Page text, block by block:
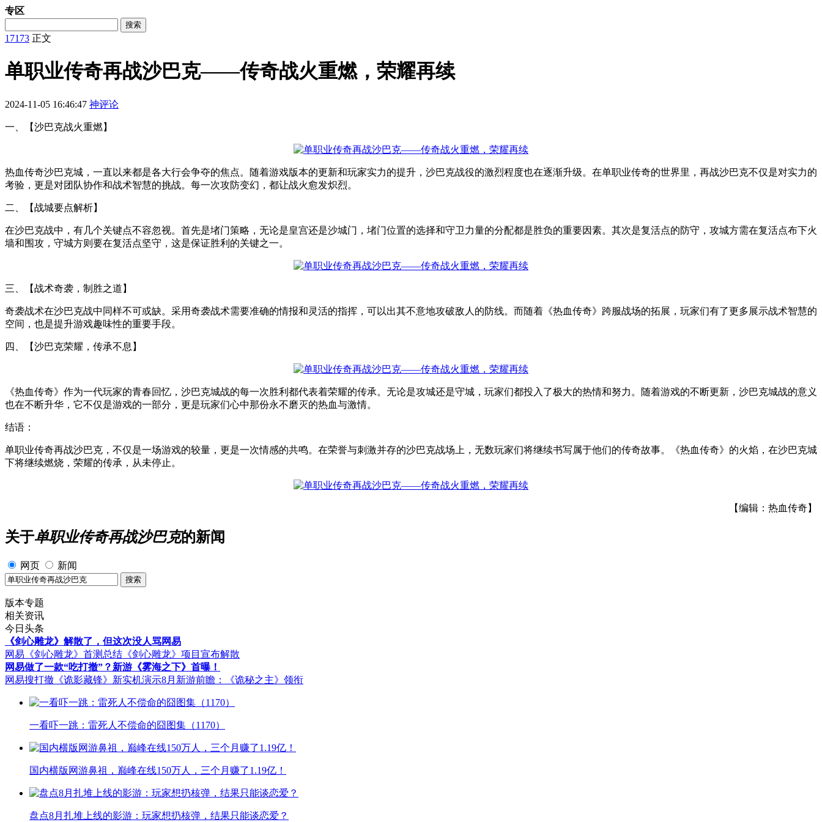
专区
搜索
17173 正文
单职业传奇再战沙巴克——传奇战火重燃，荣耀再续
2024-11-05 16:46:47 神评论
一、【沙巴克战火重燃】
热血传奇沙巴克城，一直以来都是各大行会争夺的焦点。随着游戏版本的更新和玩家实力的提升，沙巴克战役的激烈程度也在逐渐升级。在单职业传奇的世界里，再战沙巴克不仅是对实力的
考验，更是对团队协作和战术智慧的挑战。每一次攻防变幻，都让战火愈发炽烈。
二、【战城要点解析】
在沙巴克战中，有几个关键点不容忽视。首先是堵门策略，无论是皇宫还是沙城门，堵门位置的选择和守卫力量的分配都是胜负的重要因素。其次是复活点的防守，攻城方需在复活点布下火
墙和围攻，守城方则要在复活点坚守，这是保证胜利的关键之一。
三、【战术奇袭，制胜之道】
奇袭战术在沙巴克战中同样不可或缺。采用奇袭战术需要准确的情报和灵活的指挥，可以出其不意地攻破敌人的防线。而随着《热血传奇》跨服战场的拓展，玩家们有了更多展示战术智慧的
空间，也是提升游戏趣味性的重要手段。
四、【沙巴克荣耀，传承不息】
《热血传奇》作为一代玩家的青春回忆，沙巴克城战的每一次胜利都代表着荣耀的传承。无论是攻城还是守城，玩家们都投入了极大的热情和努力。随着游戏的不断更新，沙巴克城战的意义
也在不断升华，它不仅是游戏的一部分，更是玩家们心中那份永不磨灭的热血与激情。
结语：
单职业传奇再战沙巴克，不仅是一场游戏的较量，更是一次情感的共鸣。在荣誉与刺激并存的沙巴克战场上，无数玩家们将继续书写属于他们的传奇故事。《热血传奇》的火焰，在沙巴克城
下将继续燃烧，荣耀的传承，从未停止。
【编辑：热血传奇】
关于单职业传奇再战沙巴克的新闻
网页 新闻
版本专题
相关资讯
今日头条
《剑心雕龙》解散了，但这次没人骂网易
网易《剑心雕龙》首测总结 《剑心雕龙》项目宣布解散
网易做了一款“吃打撤”？新游《雾海之下》首曝！
网易搜打撤《诡影藏锋》新实机演示8月新游前瞻：《诡秘之主》领衔
一看吓一跳：雷死人不偿命的囧图集（1170）
国内横版网游鼻祖，巅峰在线150万人，三个月赚了1.19亿！
盘点8月扎堆上线的影游：玩家想扔核弹，结果只能谈恋爱？